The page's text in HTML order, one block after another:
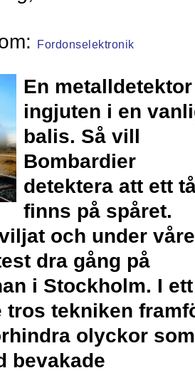
Fordonselektronik
En metalldetektor
ingjuten i en
balis. Så vill
Bombardier
detektera att ett
finns på spåret.
och under
dra gång på
i Stockholm. I ett
tros tekniken
olyckor som
bevakade